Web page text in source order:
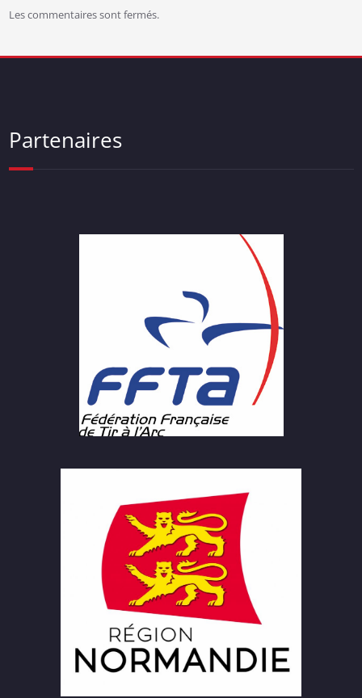
Les commentaires sont fermés.
Partenaires